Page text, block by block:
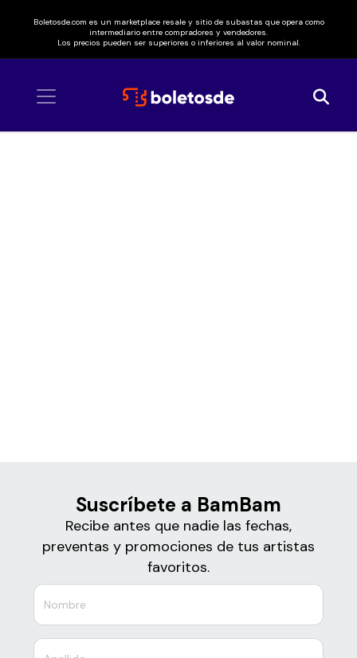
Boletosde.com es un marketplace resale y sitio de subastas que opera como
intermediario entre compradores y vendedores.
Los precios pueden ser superiores o inferiores al valor nominal.
Suscríbete a BamBam
Recibe antes que nadie las fechas,
preventas y promociones de tus artistas
favoritos.